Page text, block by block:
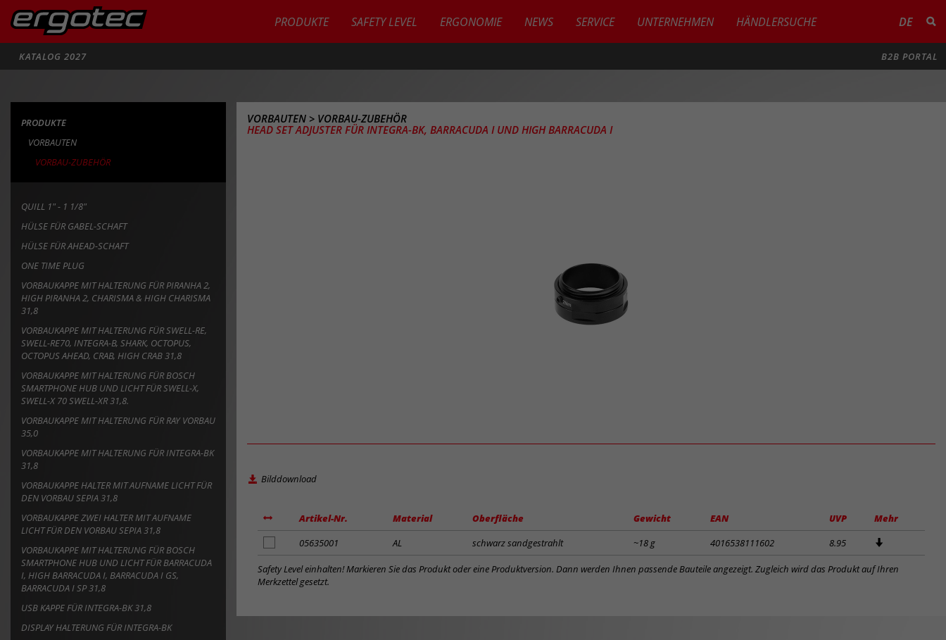
PRODUKTE SAFETY LEVEL ERGONOMIE NEWS SERVICE UNTERNEHMEN HÄNDLERSUCHE DE
KATALOG 2027 B2B PORTAL
PRODUKTE
VORBAUTEN
VORBAU-ZUBEHÖR
QUILL 1" - 1 1/8"
HÜLSE FÜR GABEL-SCHAFT
HÜLSE FÜR AHEAD-SCHAFT
ONE TIME PLUG
VORBAUKAPPE MIT HALTERUNG FÜR PIRANHA 2,
HIGH PIRANHA 2, CHARISMA & HIGH CHARISMA
31,8
VORBAUKAPPE MIT HALTERUNG FÜR SWELL-RE,
SWELL-RE70, INTEGRA-B, SHARK, OCTOPUS,
OCTOPUS AHEAD, CRAB, HIGH CRAB 31,8
VORBAUKAPPE MIT HALTERUNG FÜR BOSCH
SMARTPHONE HUB UND LICHT FÜR SWELL-X,
SWELL-X 70 SWELL-XR 31,8.
VORBAUKAPPE MIT HALTERUNG FÜR RAY VORBAU
35,0
VORBAUKAPPE MIT HALTERUNG FÜR INTEGRA-BK
31,8
VORBAUKAPPE HALTER MIT AUFNAME LICHT FÜR
DEN VORBAU SEPIA 31,8
VORBAUKAPPE ZWEI HALTER MIT AUFNAME
LICHT FÜR DEN VORBAU SEPIA 31,8
VORBAUKAPPE MIT HALTERUNG FÜR BOSCH
SMARTPHONE HUB UND LICHT FÜR BARRACUDA
I, HIGH BARRACUDA I, BARRACUDA I GS,
BARRACUDA I SP 31,8
USB KAPPE FÜR INTEGRA-BK 31,8
DISPLAY HALTERUNG FÜR INTEGRA-BK
VORBAUTEN > VORBAU-ZUBEHÖR
HEAD SET ADJUSTER FÜR INTEGRA-BK, BARRACUDA I UND HIGH BARRACUDA I
Bilddownload
Artikel-Nr. Material Oberfläche Gewicht EAN UVP
Mehr
zum
Merkzettel
hinzufügen
05635001 AL schwarz sandgestrahlt ~18 g 4016538111602 8.95
Safety Level einhalten! Markieren Sie das Produkt oder eine Produktversion. Dann werden Ihnen passende Bauteile angezeigt. Zugleich wird das Produkt auf Ihren
Merkzettel gesetzt.